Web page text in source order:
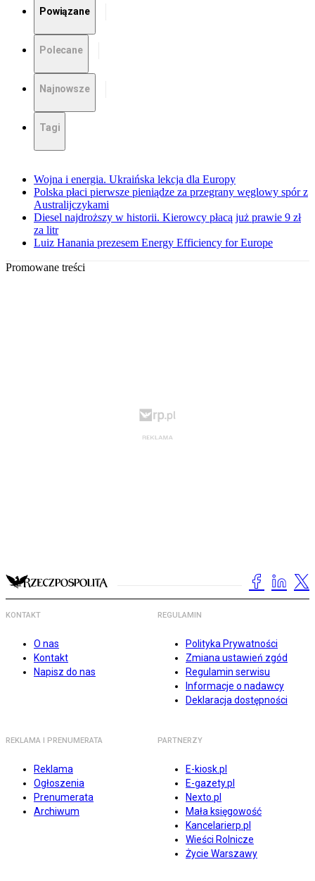
Powiązane
Polecane
Najnowsze
Tagi
Wojna i energia. Ukraińska lekcja dla Europy
Polska płaci pierwsze pieniądze za przegrany węglowy spór z
Australijczykami
Diesel najdroższy w historii. Kierowcy płacą już prawie 9 zł
za litr
Luiz Hanania prezesem Energy Efficiency for Europe
Promowane treści
KONTAKT
O nas
Kontakt
Napisz do nas
REGULAMIN
Polityka Prywatności
Zmiana ustawień zgód
Regulamin serwisu
Informacje o nadawcy
Deklaracja dostępności
REKLAMA I PRENUMERATA
Reklama
Ogłoszenia
Prenumerata
Archiwum
PARTNERZY
E-kiosk.pl
E-gazety.pl
Nexto.pl
Mała księgowość
Kancelarierp.pl
Wieści Rolnicze
Życie Warszawy